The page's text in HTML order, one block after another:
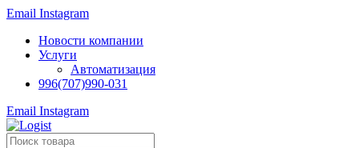
Email Instagram
Новости компании
Услуги
Автоматизация
996(707)990-031
Email Instagram